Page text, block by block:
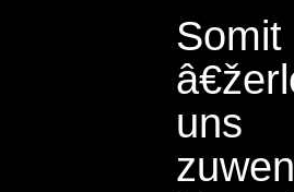
uns